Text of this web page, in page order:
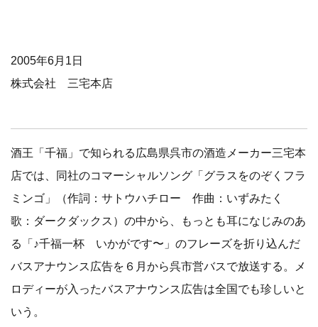
2005年6月1日
株式会社 三宅本店
酒王「千福」で知られる広島県呉市の酒造メーカー三宅本
店では、同社のコマーシャルソング「グラスをのぞくフラ
ミンゴ」（作詞：サトウハチロー 作曲：いずみたく
歌：ダークダックス）の中から、もっとも耳になじみのあ
る「♪千福一杯 いかがです〜」のフレーズを折り込んだ
バスアナウンス広告を６月から呉市営バスで放送する。メ
ロディーが入ったバスアナウンス広告は全国でも珍しいと
いう。